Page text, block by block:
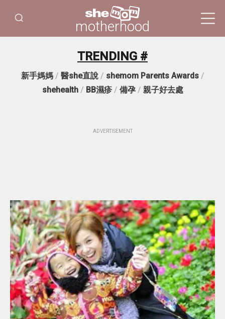
motherhood
TRENDING #
新手媽媽/ 醫she直說/ shemom Parents Awards/
shehealth/ BB濕疹/ 備孕/ 親子好去處
ADVERTISEMENT